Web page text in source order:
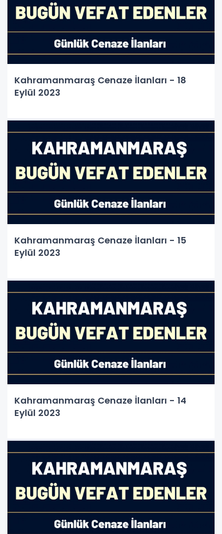
Kahramanmaraş Cenaze İlanları - 18
Eylül 2023
Kahramanmaraş Cenaze İlanları - 15
Eylül 2023
Kahramanmaraş Cenaze İlanları - 14
Eylül 2023